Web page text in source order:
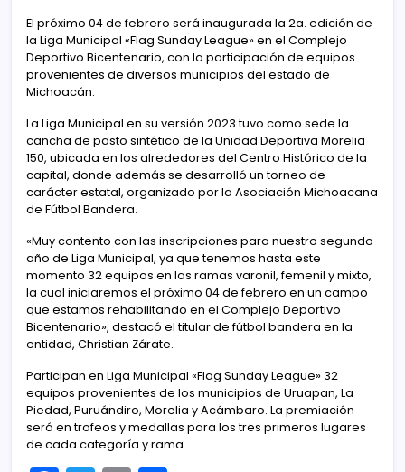
El próximo 04 de febrero será inaugurada la 2a. edición de
la Liga Municipal «Flag Sunday League» en el Complejo
Deportivo Bicentenario, con la participación de equipos
provenientes de diversos municipios del estado de
Michoacán.
La Liga Municipal en su versión 2023 tuvo como sede la
cancha de pasto sintético de la Unidad Deportiva Morelia
150, ubicada en los alrededores del Centro Histórico de la
capital, donde además se desarrolló un torneo de
carácter estatal, organizado por la Asociación Michoacana
de Fútbol Bandera.
«Muy contento con las inscripciones para nuestro segundo
año de Liga Municipal, ya que tenemos hasta este
momento 32 equipos en las ramas varonil, femenil y mixto,
la cual iniciaremos el próximo 04 de febrero en un campo
que estamos rehabilitando en el Complejo Deportivo
Bicentenario», destacó el titular de fútbol bandera en la
entidad, Christian Zárate.
Participan en Liga Municipal «Flag Sunday League» 32
equipos provenientes de los municipios de Uruapan, La
Piedad, Puruándiro, Morelia y Acámbaro. La premiación
será en trofeos y medallas para los tres primeros lugares
de cada categoría y rama.